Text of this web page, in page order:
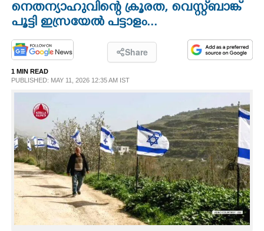
OPINION
SPIRITUAL
INFO+
ART
നെതന്യാഹുവിന്റെ ക്രൂരത, വെസ്റ്റ്ബാങ്ക്
പൂട്ടി ഇസ്രയേൽ പട്ടാളം...
Share
1 MIN READ
PUBLISHED: MAY 11, 2026 12:35 AM IST